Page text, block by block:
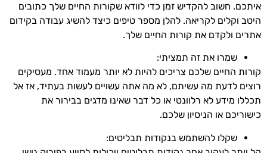
איתכם. חשוב להקדיש זמן כדי לוודא שקורות החיים שלך כתובים
היטב וקלים לקריאה. להלן מספר טיפים כיצד להשיג עבודה בקידום
אתרים ולקדם את קורות החיים שלך.
שמרו את זה תמציתי:
קורות החיים שלכם צריכים להיות לא יותר מעמוד אחד. מעסיקים
רוצים לדעת מה עשיתם, לא מה אתה עשויים לעשות בעתיד, אז אל
תכללו מידע לא רלוונטי או כל דבר שאינו מדגים בבירור את
כישוריכם או הניסיון שלכם.
שקלו להשתמש בנקודות תבליטים: